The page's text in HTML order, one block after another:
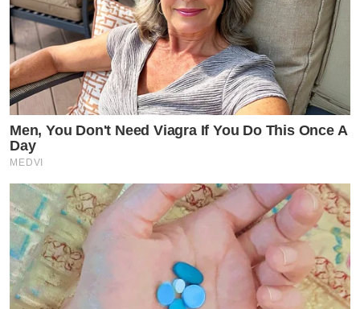
Men, You Don't Need Viagra If You Do This Once A
Day
MEDVI